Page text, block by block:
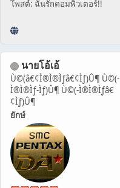
โพสต์: ฉันรักคอมพิวเตอร์!!
นายโอ้เอ้
Ù©(â€¢Ì®Ì®Ìƒâ€¢Ìƒ)Û¶ Ù©(-
Ì®Ì®Ìƒ-Ìƒ)Û¶ Ù©(-Ì®Ì®Ìƒâ€
¢Ìƒ)Û¶
ยักษ์